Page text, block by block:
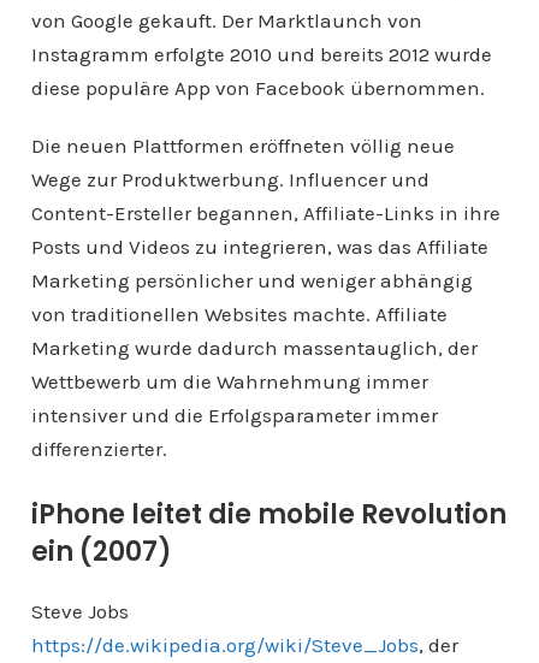
von Google gekauft. Der Marktlaunch von
Instagramm erfolgte 2010 und bereits 2012 wurde
diese populäre App von Facebook übernommen.
Die neuen Plattformen eröffneten völlig neue
Wege zur Produktwerbung. Influencer und
Content-Ersteller begannen, Affiliate-Links in ihre
Posts und Videos zu integrieren, was das Affiliate
Marketing persönlicher und weniger abhängig
von traditionellen Websites machte. Affiliate
Marketing wurde dadurch massentauglich, der
Wettbewerb um die Wahrnehmung immer
intensiver und die Erfolgsparameter immer
differenzierter.
iPhone leitet die mobile Revolution
ein (2007)
Steve Jobs
https://de.wikipedia.org/wiki/Steve_Jobs, der